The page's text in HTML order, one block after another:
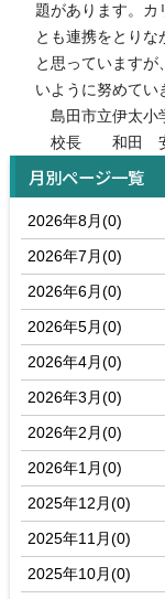
題があります。カ
とも連携をとり
と思っています
いように努めてい
島田市立伊太小
校長 和田
月別ページ一覧
2026年8月(0)
2026年7月(0)
2026年6月(0)
2026年5月(0)
2026年4月(0)
2026年3月(0)
2026年2月(0)
2026年1月(0)
2025年12月(0)
2025年11月(0)
2025年10月(0)